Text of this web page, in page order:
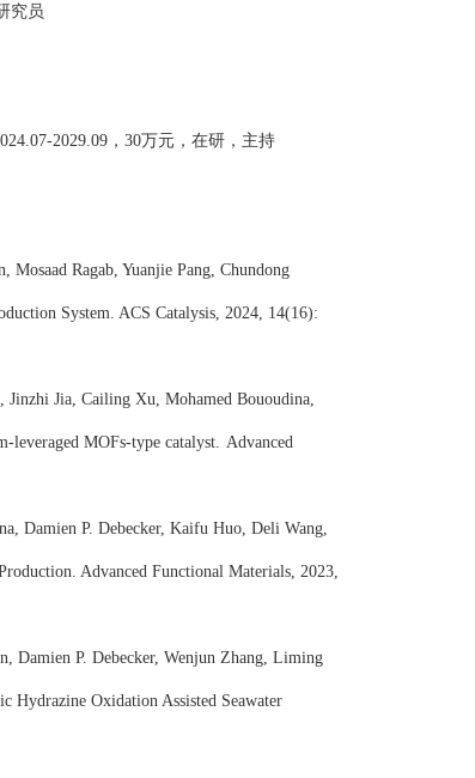
究员
024 07-2029.09 ， 30万元，在研，主持
Mosaad Ragab, Yuanjie Pang, Chundong
System. ACS Catalysis, 2024, 14(16):
Jinzhi Jia, Cailing Xu, Mohamed Bououdina,
leveraged MOFs-type catalyst. Advanced
Damien P. Debecker, Kaifu Huo, Deli Wang,
Advanced Functional Materials , 2023,
Damien P. Debecker, Wenjun Zhang, Liming
Hydrazine Oxidation Assisted Seawater